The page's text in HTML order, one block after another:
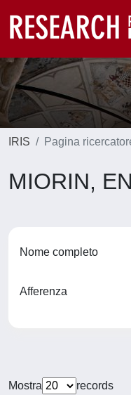
IRIS Pagina
MIORIN,
Nome completo
Afferenza
Mostra
records